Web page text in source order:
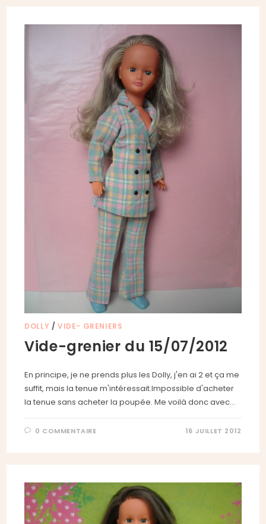
DOLLY /VIDE- GRENIERS
Vide-grenier du 15/07/2012
En principe, je ne prends plus les Dolly, j'en ai 2 et ça me
suffit, mais la tenue m'intéressait.Impossible d'acheter
la tenue sans acheter la poupée. Me voilà donc avec…
0 COMMENTAIRE 16 JUILLET 2012